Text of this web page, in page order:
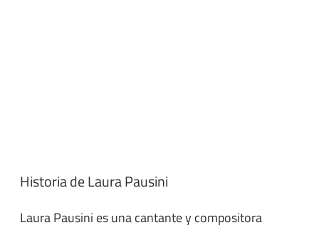
Historia de Laura Pausini
Laura Pausini es una cantante y compositora